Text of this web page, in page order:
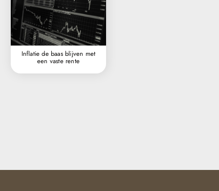
Inflatie de baas blijven met
een vaste rente